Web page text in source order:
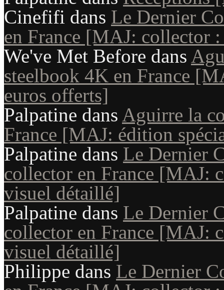
Cinefifi dans Le Dernier
en France [MAJ: collector
We've Met Before dans
steelbook 4K en France
euros offerts]
Palpatine dans Aguirre la
France [MAJ: édition
Palpatine dans Le Dernier
collector en France [MAJ:
visuel détaillé]
Palpatine dans Le Dernier
collector en France [MAJ:
visuel détaillé]
Philippe dans Le Dernier